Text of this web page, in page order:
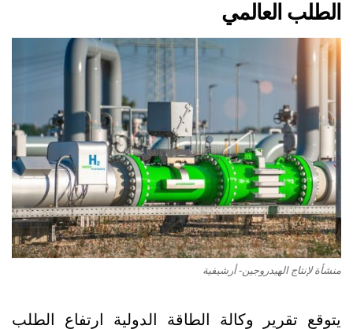
الطلب العالمي
منشأة لإنتاج الهيدروجين- أرشيفية
يتوقع تقرير وكالة الطاقة الدولية ارتفاع الطلب